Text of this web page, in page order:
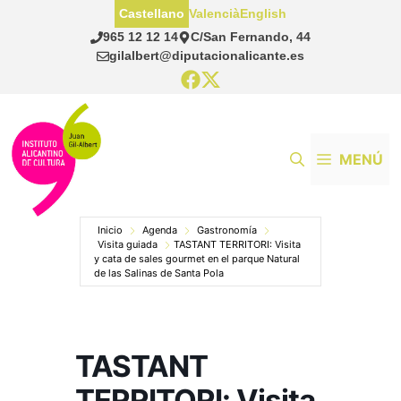
965 12 12 14
C/San Fernando, 44
gilalbert@diputacionalicante.es
Castellano ValenciàEnglish
MENÚ
Inicio Agenda
Gastronomía
Visita guiada
TASTANT TERRITORI: Visita
y cata de sales gourmet en el parque Natural
de las Salinas de Santa Pola
TASTANT